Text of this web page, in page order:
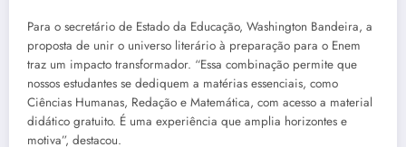
Para o secretário de Estado da Educação, Washington Bandeira, a
proposta de unir o universo literário à preparação para o Enem
traz um impacto transformador. “Essa combinação permite que
nossos estudantes se dediquem a matérias essenciais, como
Ciências Humanas, Redação e Matemática, com acesso a material
didático gratuito. É uma experiência que amplia horizontes e
motiva”, destacou.